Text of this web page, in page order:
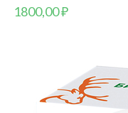
1800,00₽